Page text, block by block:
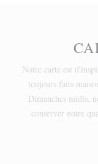
Notre carte est
toujours faits
Dimanches midis,
conserver notre